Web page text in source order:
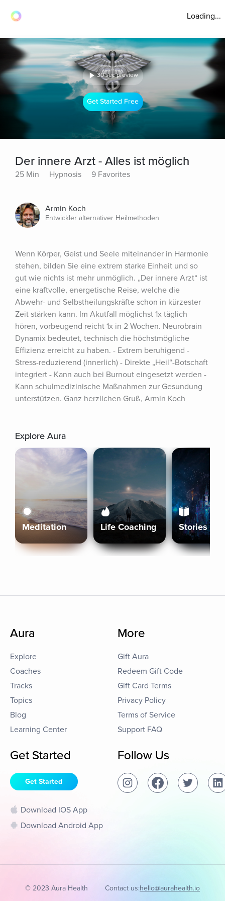
Loading...
30 sec preview
Get Started Free
Der innere Arzt - Alles ist möglich
25 Min Hypnosis 9 Favorites
Armin Koch
Entwickler alternativer Heilmethoden
Wenn Körper, Geist und Seele miteinander in Harmonie
stehen, bilden Sie eine extrem starke Einheit und so
gut wie nichts ist mehr unmöglich. „Der innere Arzt“ ist
eine kraftvolle, energetische Reise, welche die
Abwehr- und Selbstheilungskräfte schon in kürzester
Zeit stärken kann. Im Akutfall möglichst 1x täglich
hören, vorbeugend reicht 1x in 2 Wochen. Neurobrain
Dynamix bedeutet, technisch die höchstmögliche
Effizienz erreicht zu haben. - Extrem beruhigend -
Stress-reduzierend (innerlich) - Direkte „Heil“-Botschaft
integriert - Kann auch bei Burnout eingesetzt werden -
Kann schulmedizinische Maßnahmen zur Gesundung
unterstützen. Ganz herzlichen Gruß, Armin Koch
Explore Aura
Meditation Life Coaching Stories
Aura
Explore
Coaches
Tracks
Topics
Blog
Learning Center
More
Gift Aura
Redeem Gift Code
Gift Card Terms
Privacy Policy
Terms of Service
Support FAQ
Get Started
Get Started
Download IOS App
Download Android App
Follow Us
© 2023 Aura Health Contact us:hello@aurahealth.io